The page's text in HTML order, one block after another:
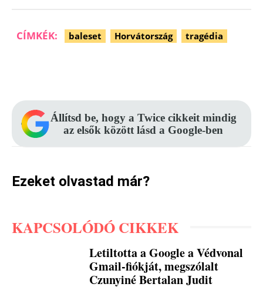
CÍMKÉK: baleset Horvátország tragédia
Állítsd be, hogy a Twice cikkeit mindig
az elsők között lásd a Google-ben
Ezeket olvastad már?
KAPCSOLÓDÓ CIKKEK
Letiltotta a Google a Védvonal
Gmail-fiókját, megszólalt
Czunyiné Bertalan Judit